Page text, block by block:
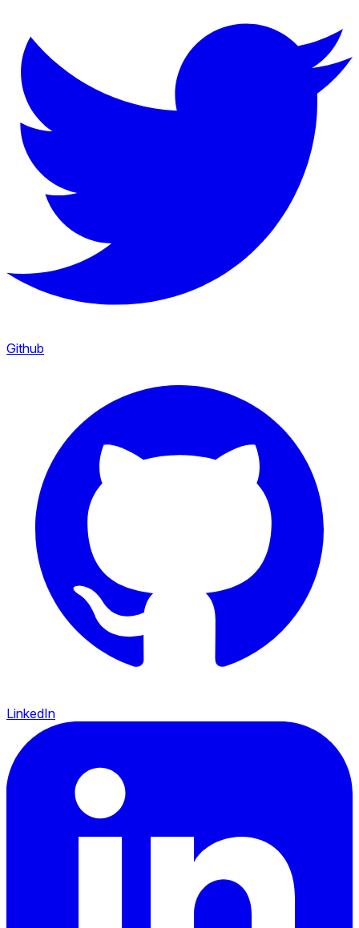
Github
LinkedIn